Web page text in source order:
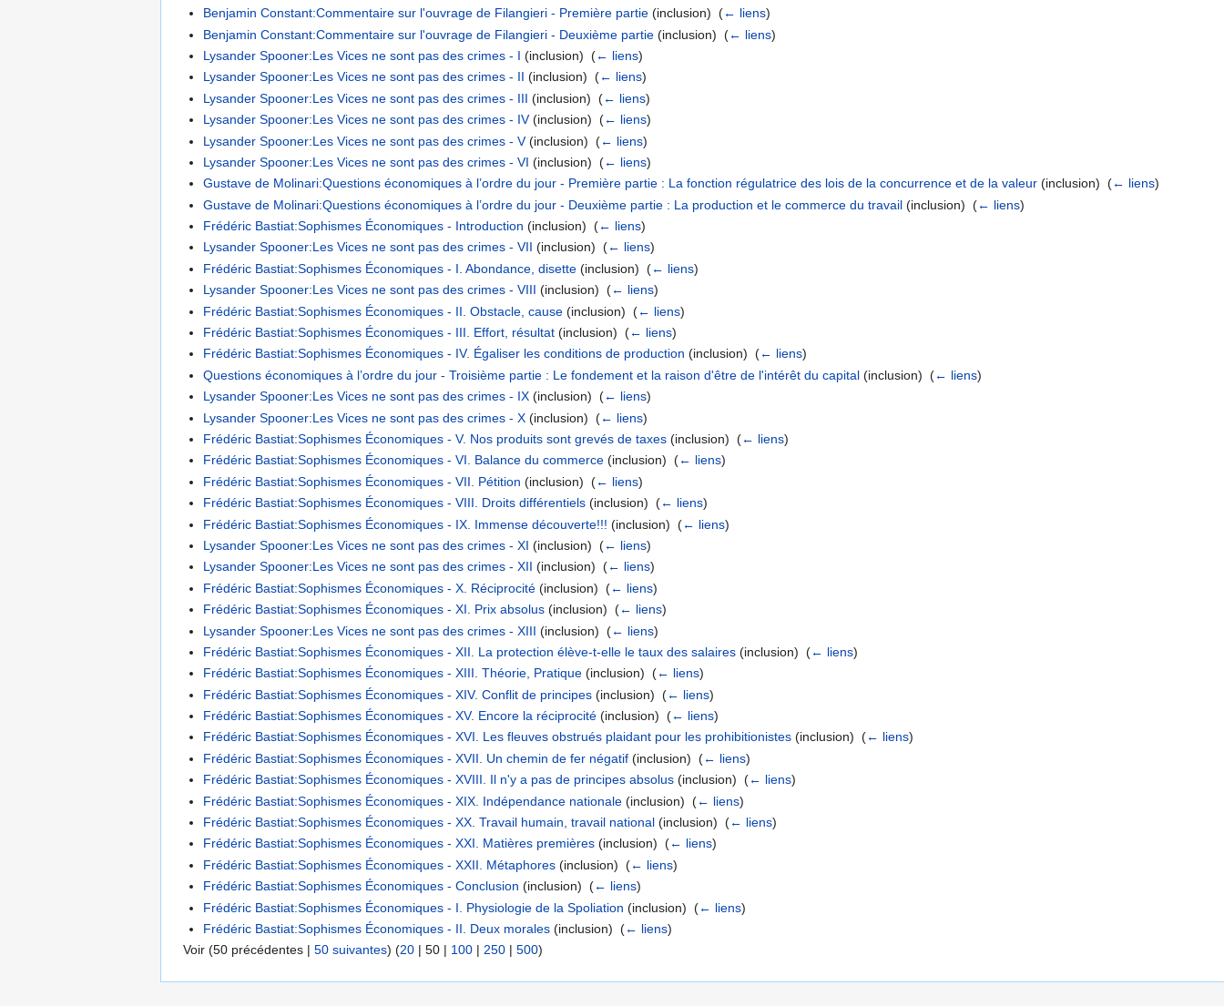
Benjamin Constant:Commentaire sur l'ouvrage de Filangieri - Première partie (inclusion) ‎(← liens)
Benjamin Constant:Commentaire sur l'ouvrage de Filangieri - Deuxième partie (inclusion) ‎(← liens)
Lysander Spooner:Les Vices ne sont pas des crimes - I (inclusion) ‎(← liens)
Lysander Spooner:Les Vices ne sont pas des crimes - II (inclusion) ‎(← liens)
Lysander Spooner:Les Vices ne sont pas des crimes - III (inclusion) ‎(← liens)
Lysander Spooner:Les Vices ne sont pas des crimes - IV(inclusion) ‎(← liens)
Lysander Spooner:Les Vices ne sont pas des crimes - V(inclusion) ‎(← liens)
Lysander Spooner:Les Vices ne sont pas des crimes - VI (inclusion) ‎(← liens)
Gustave de Molinari:Questions économiques à l’ordre du jour - Première partie : La fonction régulatrice des lois de la concurrence et de la valeur (inclusion) ‎(← liens)
Gustave de Molinari:Questions économiques à l’ordre du jour - Deuxième partie : La production et le commerce du travail (inclusion) ‎(← liens)
Frédéric Bastiat:Sophismes Économiques - Introduction (inclusion) ‎(← liens)
Lysander Spooner:Les Vices ne sont pas des crimes - VII (inclusion) ‎(← liens)
Frédéric Bastiat:Sophismes Économiques - I. Abondance, disette (inclusion) ‎(← liens)
Lysander Spooner:Les Vices ne sont pas des crimes - VIII (inclusion) ‎(← liens)
Frédéric Bastiat:Sophismes Économiques - II. Obstacle, cause (inclusion) ‎(← liens)
Frédéric Bastiat:Sophismes Économiques - III. Effort, résultat (inclusion) ‎(← liens)
Frédéric Bastiat:Sophismes Économiques - IV. Égaliser les conditions de production (inclusion) ‎(← liens)
Questions économiques à l’ordre du jour - Troisième partie : Le fondement et la raison d'être de l'intérêt du capital (inclusion) ‎(← liens)
Lysander Spooner:Les Vices ne sont pas des crimes - IX (inclusion) ‎(← liens)
Lysander Spooner:Les Vices ne sont pas des crimes - X (inclusion) ‎(← liens)
Frédéric Bastiat:Sophismes Économiques - V. Nos produits sont grevés de taxes (inclusion) ‎(← liens)
Frédéric Bastiat:Sophismes Économiques - VI. Balance du commerce (inclusion) ‎(← liens)
Frédéric Bastiat:Sophismes Économiques - VII. Pétition (inclusion) ‎(← liens)
Frédéric Bastiat:Sophismes Économiques - VIII. Droits différentiels (inclusion) ‎(← liens)
Frédéric Bastiat:Sophismes Économiques - IX. Immense découverte!!! (inclusion) ‎(← liens)
Lysander Spooner:Les Vices ne sont pas des crimes - XI (inclusion) ‎(← liens)
Lysander Spooner:Les Vices ne sont pas des crimes - XII (inclusion) ‎(← liens)
Frédéric Bastiat:Sophismes Économiques - X. Réciprocité (inclusion) ‎(← liens)
Frédéric Bastiat:Sophismes Économiques - XI. Prix absolus (inclusion) ‎(← liens)
Lysander Spooner:Les Vices ne sont pas des crimes - XIII (inclusion) ‎(← liens)
Frédéric Bastiat:Sophismes Économiques - XII. La protection élève-t-elle le taux des salaires (inclusion) ‎(← liens)
Frédéric Bastiat:Sophismes Économiques - XIII. Théorie, Pratique (inclusion) ‎(← liens)
Frédéric Bastiat:Sophismes Économiques - XIV. Conflit de principes (inclusion) ‎(← liens)
Frédéric Bastiat:Sophismes Économiques - XV. Encore la réciprocité (inclusion) ‎(← liens)
Frédéric Bastiat:Sophismes Économiques - XVI. Les fleuves obstrués plaidant pour les prohibitionistes (inclusion) ‎(← liens)
Frédéric Bastiat:Sophismes Économiques - XVII. Un chemin de fer négatif (inclusion) ‎(← liens)
Frédéric Bastiat:Sophismes Économiques - XVIII. Il n'y a pas de principes absolus (inclusion) ‎(← liens)
Frédéric Bastiat:Sophismes Économiques - XIX. Indépendance nationale (inclusion) ‎(← liens)
Frédéric Bastiat:Sophismes Économiques - XX. Travail humain, travail national (inclusion) ‎(← liens)
Frédéric Bastiat:Sophismes Économiques - XXI. Matières premières (inclusion) ‎(← liens)
Frédéric Bastiat:Sophismes Économiques - XXII. Métaphores (inclusion) ‎(← liens)
Frédéric Bastiat:Sophismes Économiques - Conclusion (inclusion) ‎(← liens)
Frédéric Bastiat:Sophismes Économiques - I. Physiologie de la Spoliation (inclusion) ‎(← liens)
Frédéric Bastiat:Sophismes Économiques - II. Deux morales (inclusion) ‎(← liens)
Voir (50 précédentes | 50 suivantes) (20 | 50 | 100 | 250 | 500)